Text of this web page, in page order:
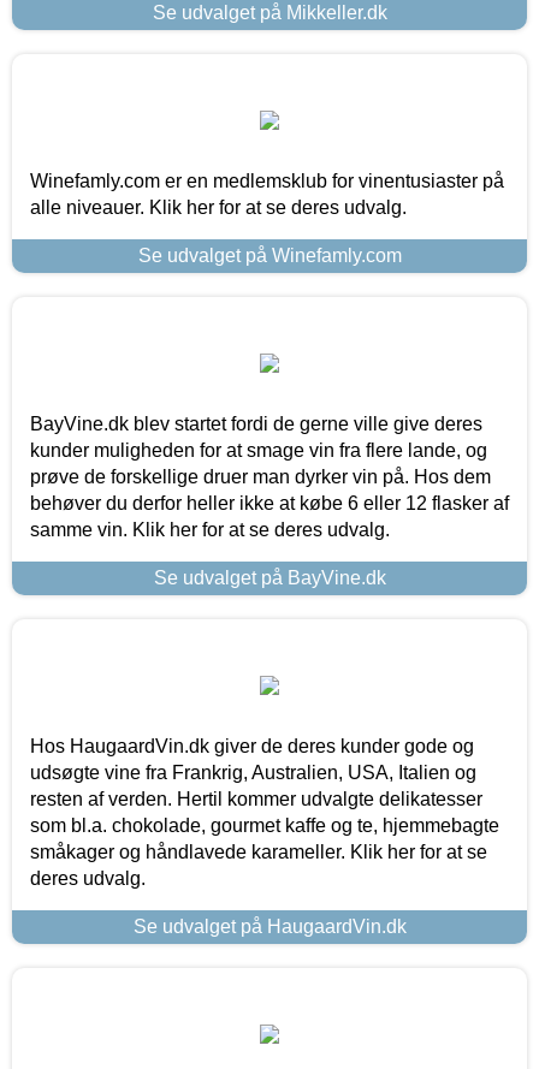
Se udvalget på Mikkeller.dk
Winefamly.com er en medlemsklub for vinentusiaster på
alle niveauer. Klik her for at se deres udvalg.
Se udvalget på Winefamly.com
BayVine.dk blev startet fordi de gerne ville give deres
kunder muligheden for at smage vin fra flere lande, og
prøve de forskellige druer man dyrker vin på. Hos dem
behøver du derfor heller ikke at købe 6 eller 12 flasker af
samme vin. Klik her for at se deres udvalg.
Se udvalget på BayVine.dk
Hos HaugaardVin.dk giver de deres kunder gode og
udsøgte vine fra Frankrig, Australien, USA, Italien og
resten af verden. Hertil kommer udvalgte delikatesser
som bl.a. chokolade, gourmet kaffe og te, hjemmebagte
småkager og håndlavede karameller. Klik her for at se
deres udvalg.
Se udvalget på HaugaardVin.dk